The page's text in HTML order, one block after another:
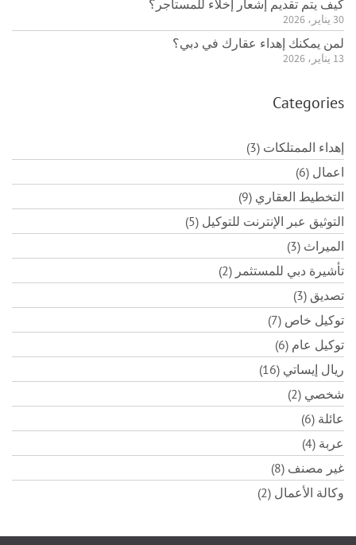
كيف يتم تقديم إشعار إخلاء للمستأجر؟
30 يناير، 2026
لمن يمكنك إهداء عقارك في دبي؟
13 يناير، 2026
Categories
إهداء الممتلكات (3)
اعمال (6)
التخطيط العقاري (9)
التوثيق عبر الإنترنت للتوكيل (5)
الميراث (3)
تأشيرة دبي للمستثمر (2)
تصديق (3)
توكيل خاص (7)
توكيل عام (6)
ريال إيساتي (16)
شخصي (2)
عائلة (6)
عربة (4)
غير مصنف (8)
وكالة الأعمال (2)